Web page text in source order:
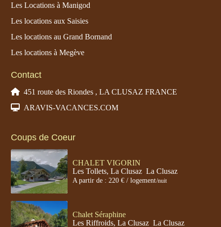
Les Locations à Manigod
Les locations aux Saisies
Les locations au Grand Bornand
Les locations à Megève
Contact
451 route des Riondes , LA CLUSAZ FRANCE
ARAVIS-VACANCES.COM
Coups de Coeur
CHALET VIGORIN
Les Tollets, La Clusaz, La Clusaz
A partir de : 220 € / logement/nuit
Chalet Séraphine
Les Riffroids, La Clusaz, La Clusaz